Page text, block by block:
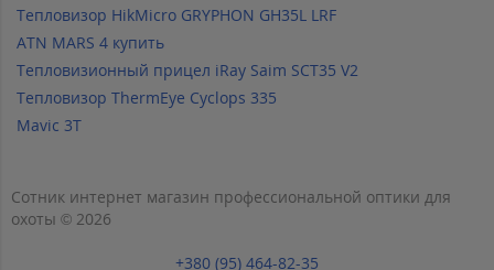
Тепловизор HikMicro GRYPHON GH35L LRF
ATN MARS 4 купить
Тепловизионный прицел iRay Saim SCT35 V2
Тепловизор ThermEye Cyclops 335
Mavic 3T
Сотник интернет магазин профессиональной оптики для
охоты © 2026
+380 (95) 464-82-35